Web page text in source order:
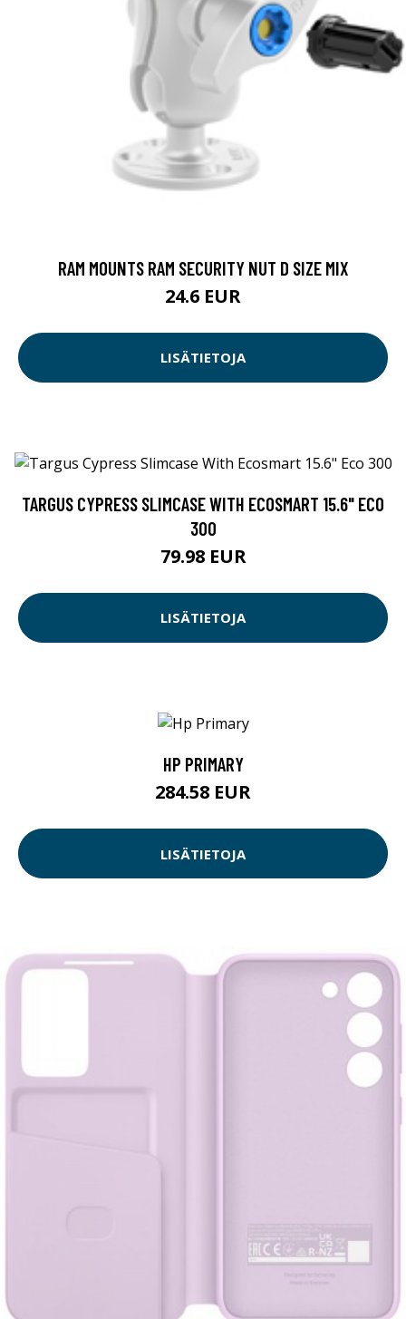
RAM MOUNTS RAM SECURITY NUT D SIZE MIX
24.6 EUR
LISÄTIETOJA
TARGUS CYPRESS SLIMCASE WITH ECOSMART 15.6" ECO
300
79.98 EUR
LISÄTIETOJA
HP PRIMARY
284.58 EUR
LISÄTIETOJA